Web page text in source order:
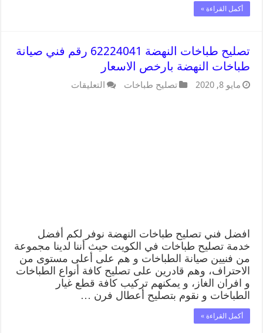
أكمل القراءة »
تصليح طباخات النهضة 62224041 رقم فني صيانة
طباخات النهضة بارخص الاسعار
مايو 8, 2020 تصليح طباخات التعليقات
افضل فني تصليح طباخات النهضة نوفر لكم أفضل
خدمة تصليح طباخات في الكويت حيث أننا لدينا مجموعة
من فنيين صيانة الطباخات و هم على أعلى مستوى من
الاحتراف، وهم قادرين على تصليح كافة أنواع الطباخات
و افران الغاز، و يمكنهم تركيب كافة قطع غيار
الطباخات و نقوم بتصليح أعطال فرن …
أكمل القراءة »